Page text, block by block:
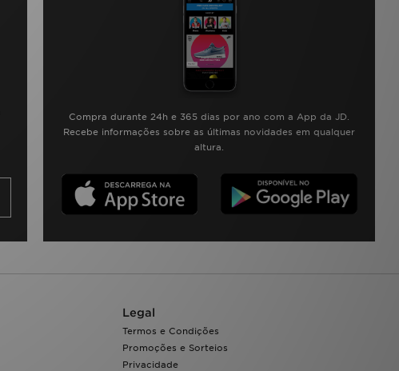
Compra durante 24h e 365 dias por ano com a App da JD.
Recebe informações sobre as últimas novidades em qualquer
altura.
Legal
Termos e Condições
Promoções e Sorteios
Privacidade